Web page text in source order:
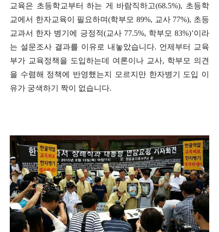
교육은 초등학교부터 하는 게 바람직하고(68.5%), 초등학
교에서 한자교육이 필요하며(학부모89%, 교사 77%), 초등
교과서 한자 병기에 긍정적(교사 77.5%, 학부모83%)’이라
는 설문조사 결과를 이유로 내놓았습니다. 언제부터 교육
부가 교육정책을 도입하는데 여론이나 교사, 학부모 의견
을 수렴해 정책에 반영했는지 모르지만 한자병기 도입 이
유가 궁색하기 짝이 없습니다.